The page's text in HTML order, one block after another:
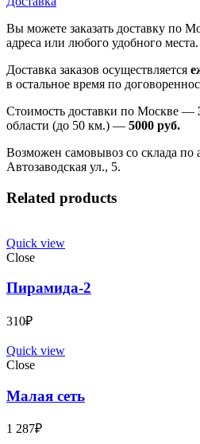
Вы можете заказать доставку по
адреса или любого удобного места.
Доставка заказов осуществляется
в остальное время по
Стоимость доставки по Москве —
области (до 50 км.) — 5000 руб.
Возможен самовывоз со склада
Автозаводская ул., 5.
Related products
Quick view
Close
Пирамида-2
310₽
Quick view
Close
Малая сеть
1 287₽